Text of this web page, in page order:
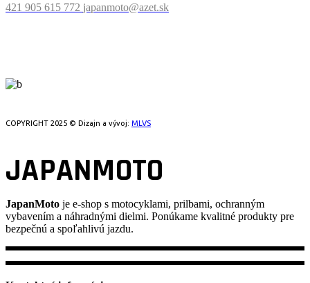
421 905 615 772 japanmoto@azet.sk
COPYRIGHT 2025 © Dizajn a vývoj: MLVS
JAPANMOTO
JapanMoto je e-shop s motocyklami, prilbami, ochranným
vybavením a náhradnými dielmi. Ponúkame kvalitné produkty pre
bezpečnú a spoľahlivú jazdu.